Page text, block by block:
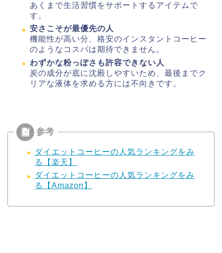
あくまで生活習慣をサポートするアイテムで
す。
安さこそが最優先の人
機能性が高い分、格安のインスタントコーヒー
のようなコスパは期待できません。
わずかな粉っぽさも許容できない人
炭の成分が底に沈殿しやすいため、最後までク
リアな液体を求める方には不向きです。
ダイエットコーヒーの人気ランキングをみ
る【楽天】
ダイエットコーヒーの人気ランキングをみ
る【Amazon】